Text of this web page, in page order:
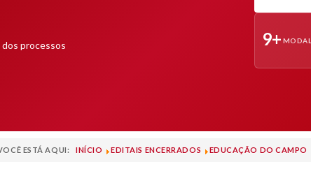
processos
9+
ESTÁ AQUI: INÍCIO EDITAIS ENCERRADOS EDUCAÇÃO DO CAMPO